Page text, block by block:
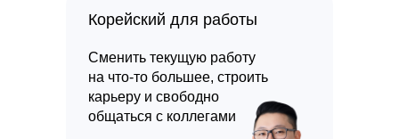
Корейский для работы
Сменить текущую работу
на что-то большее, строить
карьеру и свободно
общаться с коллегами